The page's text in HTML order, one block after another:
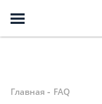
Главная - FAQ